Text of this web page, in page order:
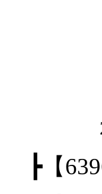
┣【